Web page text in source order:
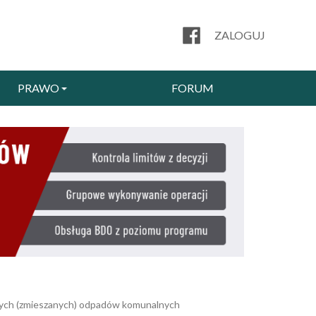
ZALOGUJ
PRAWO FORUM
(zmieszanych) odpadów komunalnych